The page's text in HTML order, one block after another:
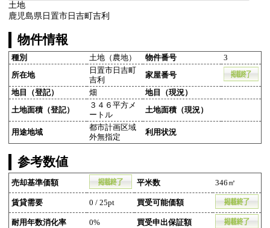
土地
鹿児島県日置市日吉町吉利
物件情報
種別 土地（農地） 物件番号 3
所在地
日置市日吉町
吉利
家屋番号
地目（登記） 畑 地目（現況）
土地面積（登記）
３４６平方メ
ートル
土地面積（現況）
用途地域
都市計画区域
外無指定
利用状況
参考数値
売却基準価額 平米数 346㎡
賃貸需要 0 / 25pt 買受可能価額
耐用年数消化率 0% 買受申出保証額